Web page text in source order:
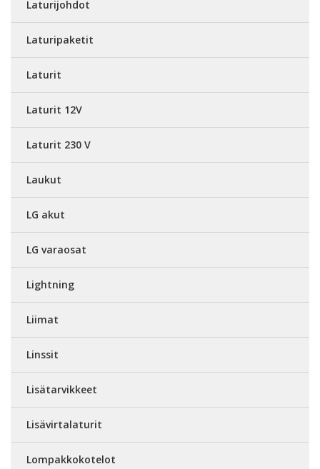
Laturijohdot
Laturipaketit
Laturit
Laturit 12V
Laturit 230 V
Laukut
LG akut
LG varaosat
Lightning
Liimat
Linssit
Lisätarvikkeet
Lisävirtalaturit
Lompakkokotelot